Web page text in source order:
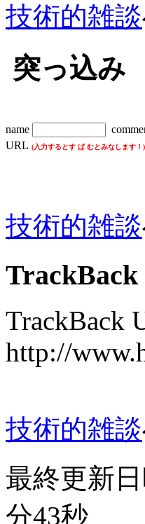
技術的雑談
突っ込み
name
URL (入力するとす ぱ むとみなします！)
技術的雑談
TrackBack
TrackBack
http://
技術的雑談
最終更新
分43秒